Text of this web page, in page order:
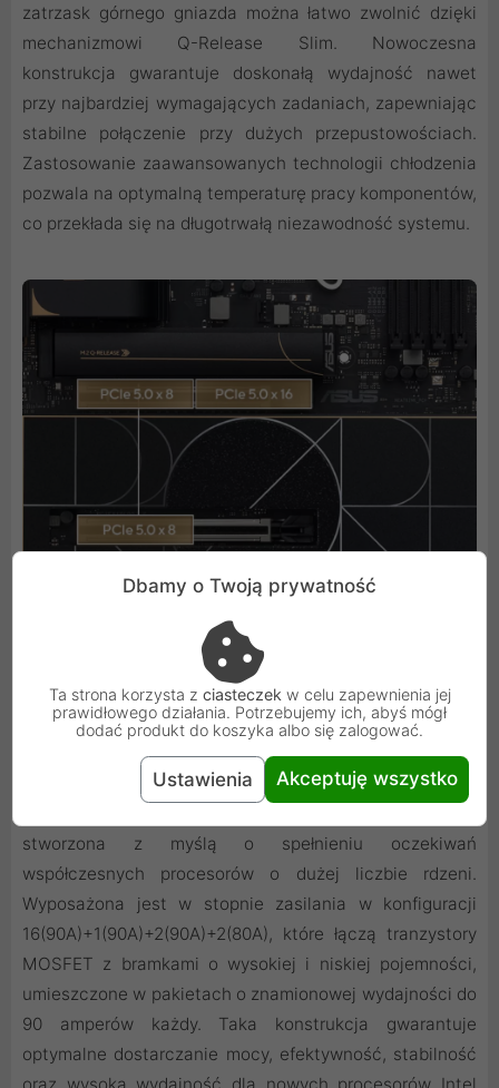
zatrzask górnego gniazda można łatwo zwolnić dzięki
mechanizmowi Q-Release Slim. Nowoczesna
konstrukcja gwarantuje doskonałą wydajność nawet
przy najbardziej wymagających zadaniach, zapewniając
stabilne połączenie przy dużych przepustowościach.
Zastosowanie zaawansowanych technologii chłodzenia
pozwala na optymalną temperaturę pracy komponentów,
co przekłada się na długotrwałą niezawodność systemu.
Solidny układ zasilania
stworzona z myślą o spełnieniu oczekiwań
współczesnych procesorów o dużej liczbie rdzeni.
Wyposażona jest w stopnie zasilania w konfiguracji
16(90A)+1(90A)+2(90A)+2(80A), które łączą tranzystory
MOSFET z bramkami o wysokiej i niskiej pojemności,
umieszczone w pakietach o znamionowej wydajności do
90 amperów każdy. Taka konstrukcja gwarantuje
optymalne dostarczanie mocy, efektywność, stabilność
Dbamy o Twoją prywatność
Ta strona korzysta z ciasteczek w celu zapewnienia jej
prawidłowego działania. Potrzebujemy ich, abyś mógł
dodać produkt do koszyka albo się zalogować.
Ustawienia Akceptuję wszystko